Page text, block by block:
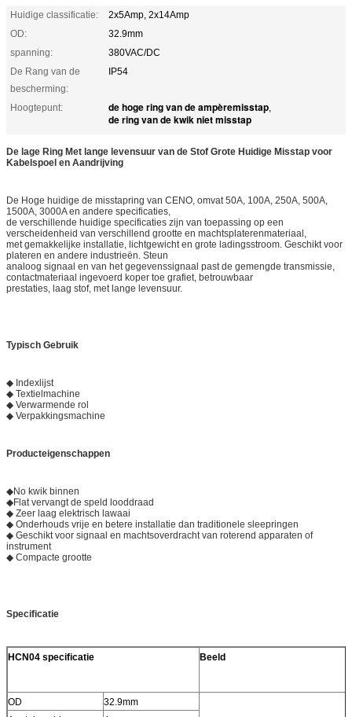
Huidige classificatie:
2x5Amp, 2x14Amp
OD:
32.9mm
spanning:
380VAC/DC
De Rang van de
bescherming:
IP54
Hoogtepunt: de hoge ring van de ampèremisstap,
de ring van de kwik niet misstap
De lage Ring Met lange levensuur van de Stof Grote Huidige Misstap voor
Kabelspoel en Aandrijving
De Hoge huidige de misstapring van CENO, omvat 50A, 100A, 250A, 500A,
1500A, 3000A en andere specificaties,
de verschillende huidige specificaties zijn van toepassing op een
verscheidenheid van verschillend grootte en machtsplaterenmateriaal,
met gemakkelijke installatie, lichtgewicht en grote ladingsstroom. Geschikt voor
plateren en andere industrieën. Steun
analoog signaal en van het gegevenssignaal past de gemengde transmissie,
contactmateriaal ingevoerd koper toe grafiet, betrouwbaar
prestaties, laag stof, met lange levensuur.
Typisch Gebruik
◆ Indexlijst
◆ Textielmachine
◆ Verwarmende rol
◆ Verpakkingsmachine
Producteigenschappen
◆No kwik binnen
◆Flat vervangt de speld looddraad
◆ Zeer laag elektrisch lawaai
◆ Onderhouds vrije en betere installatie dan traditionele sleepringen
◆ Geschikt voor signaal en machtsoverdracht van roterend apparaten of
instrument
◆ Compacte grootte
Specificatie
HCN04 specificatie Beeld
OD
32.9mm